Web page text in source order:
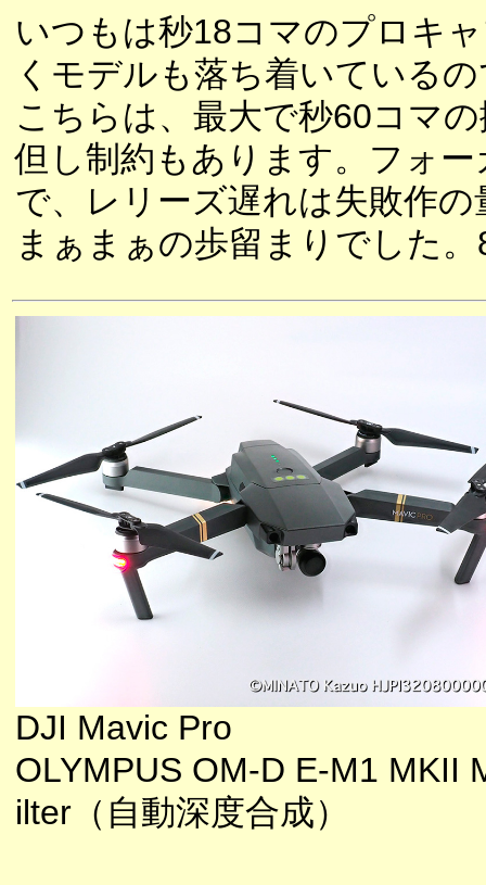
いつもは秒18コマのプロキ
くモデルも落ち着いている
こちらは、最大で秒60コマ
但し制約もあります。フォ
で、レリーズ遅れは失敗作
まぁまぁの歩留まりでした
DJI Mavic Pro
OLYMPUS OM-D E-M1 MKII
ilter（自動深度合成）